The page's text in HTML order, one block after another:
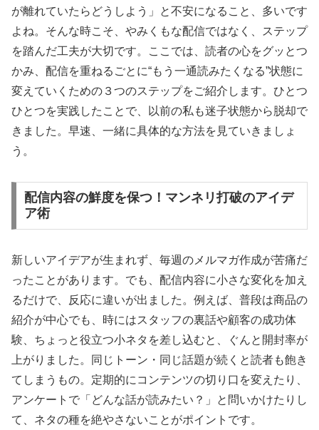
が離れていたらどうしよう」と不安になること、多いです
よね。そんな時こそ、やみくもな配信ではなく、ステップ
を踏んだ工夫が大切です。ここでは、読者の心をグッとつ
かみ、配信を重ねるごとに“もう一通読みたくなる”状態に
変えていくための３つのステップをご紹介します。ひとつ
ひとつを実践したことで、以前の私も迷子状態から脱却で
きました。早速、一緒に具体的な方法を見ていきましょ
う。
配信内容の鮮度を保つ！マンネリ打破のアイデ
ア術
新しいアイデアが生まれず、毎週のメルマガ作成が苦痛だ
ったことがあります。でも、配信内容に小さな変化を加え
るだけで、反応に違いが出ました。例えば、普段は商品の
紹介が中心でも、時にはスタッフの裏話や顧客の成功体
験、ちょっと役立つ小ネタを差し込むと、ぐんと開封率が
上がりました。同じトーン・同じ話題が続くと読者も飽き
てしまうもの。定期的にコンテンツの切り口を変えたり、
アンケートで「どんな話が読みたい？」と問いかけたりし
て、ネタの種を絶やさないことがポイントです。